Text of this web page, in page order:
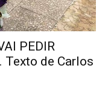
PEDIR
Texto de Carlos